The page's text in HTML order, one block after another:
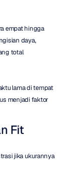
empat hingga
daya,
total
lama di tempat
menjadi faktor
Fit
jika ukurannya